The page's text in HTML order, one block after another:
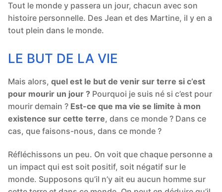
Tout le monde y passera un jour, chacun avec son
histoire personnelle. Des Jean et des Martine, il y en a
tout plein dans le monde.
LE BUT DE LA VIE
Mais alors, quel est le but de venir sur terre si c’est
pour mourir un jour ? Pourquoi je suis né si c’est pour
mourir demain ? Est-ce que ma vie se limite à mon
existence sur cette terre, dans ce monde ? Dans ce
cas, que faisons-nous, dans ce monde ?
Réfléchissons un peu. On voit que chaque personne a
un impact qui est soit positif, soit négatif sur le
monde. Supposons qu’il n’y ait eu aucun homme sur